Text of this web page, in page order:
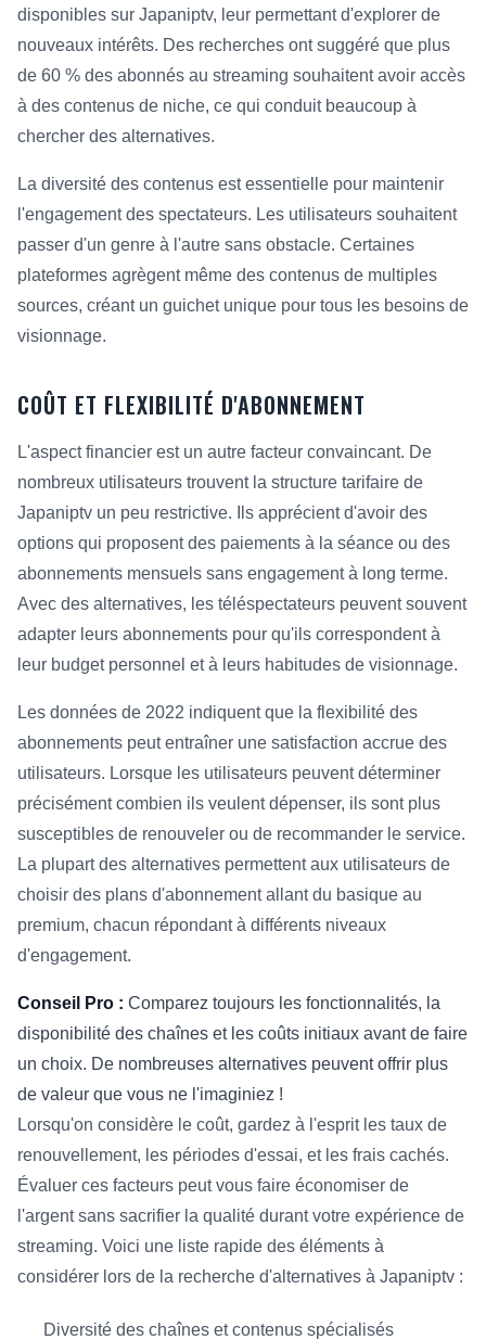
disponibles sur Japaniptv, leur permettant d'explorer de
nouveaux intérêts. Des recherches ont suggéré que plus
de 60 % des abonnés au streaming souhaitent avoir accès
à des contenus de niche, ce qui conduit beaucoup à
chercher des alternatives.
La diversité des contenus est essentielle pour maintenir
l'engagement des spectateurs. Les utilisateurs souhaitent
passer d'un genre à l'autre sans obstacle. Certaines
plateformes agrègent même des contenus de multiples
sources, créant un guichet unique pour tous les besoins de
visionnage.
COÛT ET FLEXIBILITÉ D'ABONNEMENT
L'aspect financier est un autre facteur convaincant. De
nombreux utilisateurs trouvent la structure tarifaire de
Japaniptv un peu restrictive. Ils apprécient d'avoir des
options qui proposent des paiements à la séance ou des
abonnements mensuels sans engagement à long terme.
Avec des alternatives, les téléspectateurs peuvent souvent
adapter leurs abonnements pour qu'ils correspondent à
leur budget personnel et à leurs habitudes de visionnage.
Les données de 2022 indiquent que la flexibilité des
abonnements peut entraîner une satisfaction accrue des
utilisateurs. Lorsque les utilisateurs peuvent déterminer
précisément combien ils veulent dépenser, ils sont plus
susceptibles de renouveler ou de recommander le service.
La plupart des alternatives permettent aux utilisateurs de
choisir des plans d'abonnement allant du basique au
premium, chacun répondant à différents niveaux
d'engagement.
Conseil Pro : Comparez toujours les fonctionnalités, la
disponibilité des chaînes et les coûts initiaux avant de faire
un choix. De nombreuses alternatives peuvent offrir plus
de valeur que vous ne l'imaginiez !
Lorsqu'on considère le coût, gardez à l'esprit les taux de
renouvellement, les périodes d'essai, et les frais cachés.
Évaluer ces facteurs peut vous faire économiser de
l'argent sans sacrifier la qualité durant votre expérience de
streaming. Voici une liste rapide des éléments à
considérer lors de la recherche d'alternatives à Japaniptv :
Diversité des chaînes et contenus spécialisés